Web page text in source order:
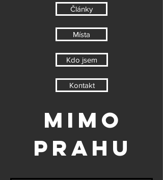
MIMO
PRAHU
Články
Místa
Kdo jsem
Kontakt